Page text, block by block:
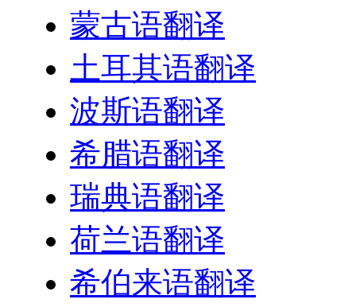
蒙古语翻译
土耳其语翻译
波斯语翻译
希腊语翻译
瑞典语翻译
荷兰语翻译
希伯来语翻译